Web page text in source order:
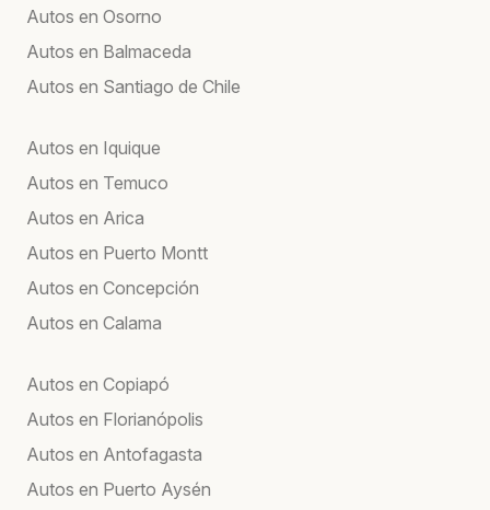
Autos en Osorno
Autos en Balmaceda
Autos en Santiago de Chile
Autos en Iquique
Autos en Temuco
Autos en Arica
Autos en Puerto Montt
Autos en Concepción
Autos en Calama
Autos en Copiapó
Autos en Florianópolis
Autos en Antofagasta
Autos en Puerto Aysén